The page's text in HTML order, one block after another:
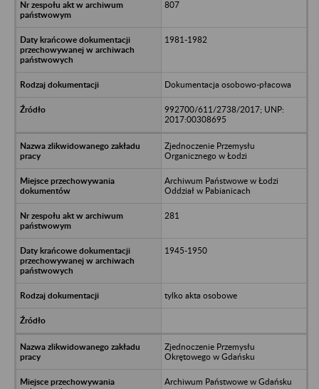
807
1981-1982
Dokumentacja osobowo-płacowa
992700/611/2738/2017; UNP:
2017:00308695
Zjednoczenie Przemysłu
Organicznego w Łodzi
Archiwum Państwowe w Łodzi
Oddział w Pabianicach
281
1945-1950
tylko akta osobowe
Zjednoczenie Przemysłu
Okrętowego w Gdańsku
Archiwum Państwowe w Gdańsku